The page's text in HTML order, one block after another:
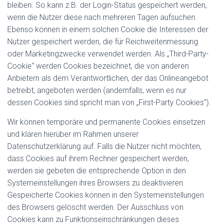
bleiben. So kann z.B. der Login-Status gespeichert werden,
wenn die Nutzer diese nach mehreren Tagen aufsuchen.
Ebenso können in einem solchen Cookie die Interessen der
Nutzer gespeichert werden, die für Reichweitenmessung
oder Marketingzwecke verwendet werden. Als „Third-Party-
Cookie“ werden Cookies bezeichnet, die von anderen
Anbietern als dem Verantwortlichen, der das Onlineangebot
betreibt, angeboten werden (andernfalls, wenn es nur
dessen Cookies sind spricht man von „First-Party Cookies“).
Wir können temporäre und permanente Cookies einsetzen
und klären hierüber im Rahmen unserer
Datenschutzerklärung auf. Falls die Nutzer nicht möchten,
dass Cookies auf ihrem Rechner gespeichert werden,
werden sie gebeten die entsprechende Option in den
Systemeinstellungen ihres Browsers zu deaktivieren.
Gespeicherte Cookies können in den Systemeinstellungen
des Browsers gelöscht werden. Der Ausschluss von
Cookies kann zu Funktionseinschränkungen dieses